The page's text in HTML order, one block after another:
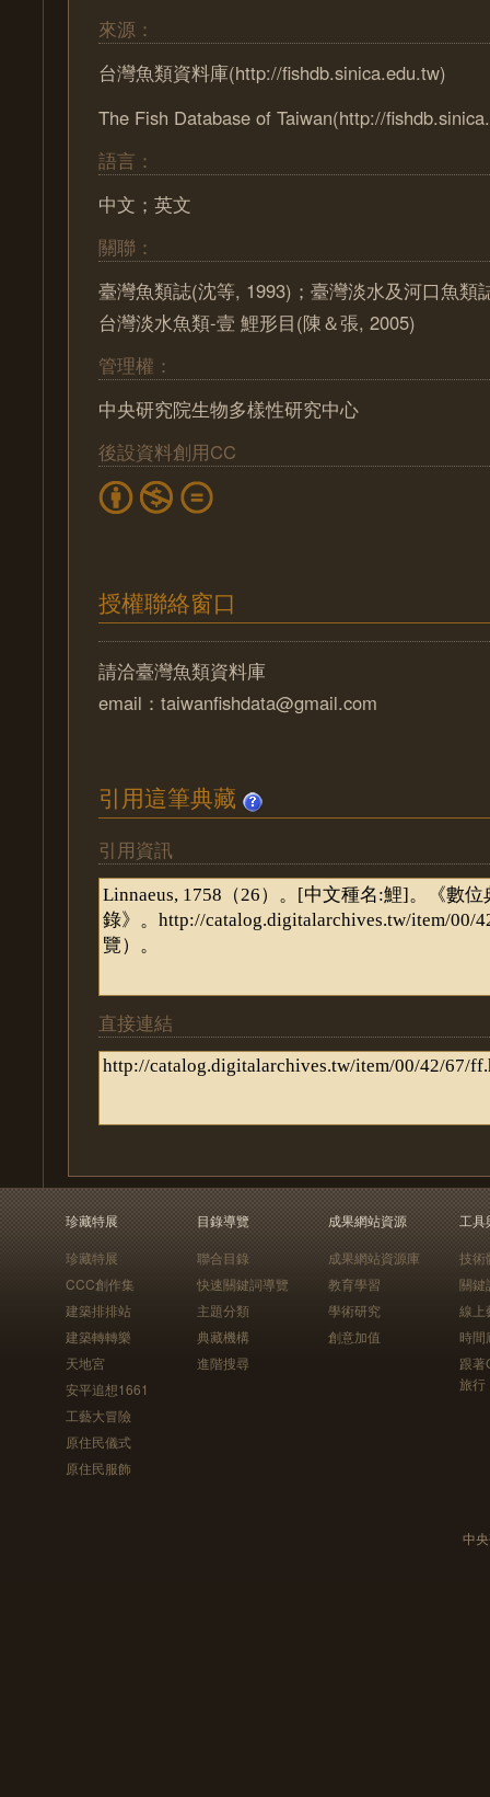
來源：
台灣魚類資料庫(http://fishdb.sinica.edu.tw)
The Fish Database of Taiwan(http://
語言：
中文；英文
關聯：
臺灣魚類誌(沈等, 1993)；臺灣淡水及河口魚類
台灣淡水魚類-壹 鯉形目(陳＆張, 2005)
管理權：
中央研究院生物多樣性研究中心
後設資料創用CC
授權聯絡窗口
請洽臺灣魚類資料庫
email：taiwanfishdata@gmail.com
引用這筆典藏
引用資訊
直接連結
珍藏特展
珍藏特展
CCC創作集
建築排排站
建築轉轉樂
天地宮
安平追想1661
工藝大冒險
原住民儀式
原住民服飾
目錄導覽
聯合目錄
快速關鍵詞導覽
主題分類
典藏機構
進階搜尋
成果網站資源
成果網站資源庫
教育學習
學術研究
創意加值
工具
技術
關鍵
線上
時間
跟
旅行
中